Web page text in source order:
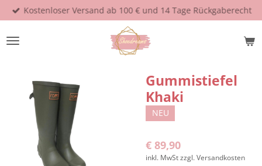
Zum
Hauptinhalt
springen
Kostenloser Versand ab 100 € und 14 Tage Rückgaberecht
Gummistiefel
Khaki
NEU
€ 89,90
inkl. MwSt zzgl. Versandkosten